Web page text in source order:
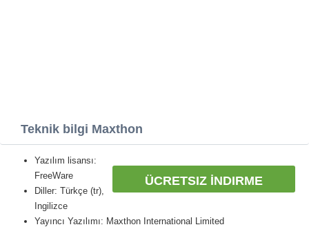
Teknik bilgi Maxthon
ÜCRETSIZ İNDIRME
Yazılım lisansı:
FreeWare
Diller: Türkçe (tr),
Ingilizce
Yayıncı Yazılımı: Maxthon International Limited